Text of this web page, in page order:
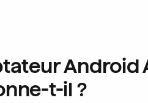
Android
t-il ?